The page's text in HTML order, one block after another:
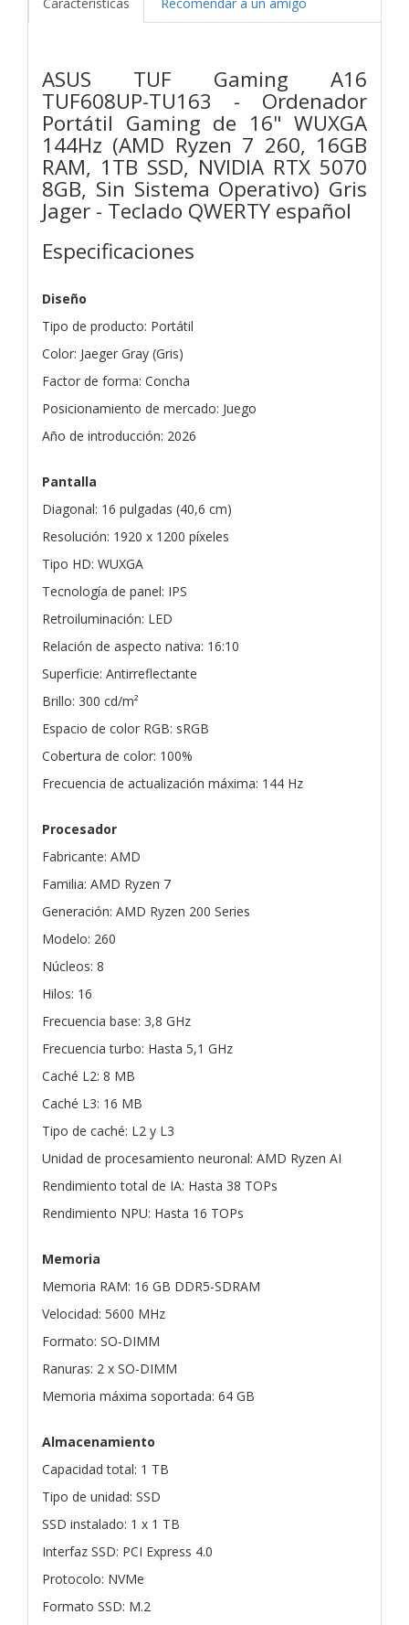
ASUS TUF Gaming A16
TUF608UP-TU163 - Ordenador
Portátil Gaming de 16" WUXGA
144Hz (AMD Ryzen 7 260, 16GB
RAM, 1TB SSD, NVIDIA RTX 5070
8GB, Sin Sistema Operativo) Gris
Jager - Teclado QWERTY español
Especificaciones
Diseño
Tipo de producto: Portátil
Color: Jaeger Gray (Gris)
Factor de forma: Concha
Posicionamiento de mercado: Juego
Año de introducción: 2026
Pantalla
Diagonal: 16 pulgadas (40,6 cm)
Resolución: 1920 x 1200 píxeles
Tipo HD: WUXGA
Tecnología de panel: IPS
Retroiluminación: LED
Relación de aspecto nativa: 16:10
Superficie: Antirreflectante
Brillo: 300 cd/m²
Espacio de color RGB: sRGB
Cobertura de color: 100%
Frecuencia de actualización máxima: 144 Hz
Procesador
Fabricante: AMD
Familia: AMD Ryzen 7
Generación: AMD Ryzen 200 Series
Modelo: 260
Núcleos: 8
Hilos: 16
Frecuencia base: 3,8 GHz
Frecuencia turbo: Hasta 5,1 GHz
Caché L2: 8 MB
Caché L3: 16 MB
Tipo de caché: L2 y L3
Unidad de procesamiento neuronal: AMD Ryzen AI
Rendimiento total de IA: Hasta 38 TOPs
Rendimiento NPU: Hasta 16 TOPs
Memoria
Memoria RAM: 16 GB DDR5-SDRAM
Velocidad: 5600 MHz
Formato: SO-DIMM
Ranuras: 2 x SO-DIMM
Memoria máxima soportada: 64 GB
Almacenamiento
Capacidad total: 1 TB
Tipo de unidad: SSD
SSD instalado: 1 x 1 TB
Interfaz SSD: PCI Express 4.0
Protocolo: NVMe
Formato SSD: M.2